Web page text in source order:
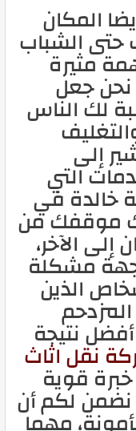
المكان
حتى الشباب
مثيرة
نحن جعل
لك الناس
إلى
التي
خالدة في
موقفك من
إلى الآخر،
مشكلة
الذين
نتيجة
نقل اثاث
قوية
نضمن لكم أن